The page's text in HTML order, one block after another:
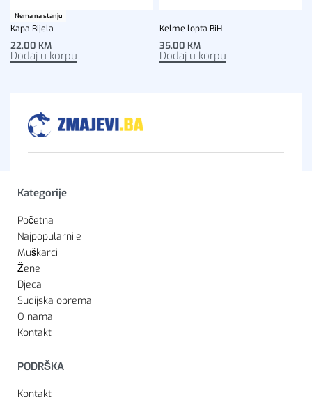
Nema na stanju
Kapa Bijela
22,00 KM
Dodaj u korpu
Kelme lopta BiH
35,00 KM
Dodaj u korpu
Kategorije
Početna
Najpopularnije
Muškarci
Žene
Djeca
Sudijska oprema
O nama
Kontakt
PODRŠKA
Kontakt